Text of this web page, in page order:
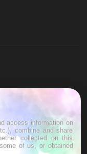
au lever
des
latérale
access information on
combine and share
collected on this
of us, or obtained